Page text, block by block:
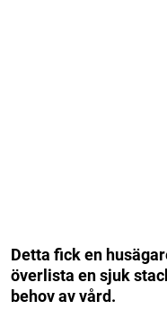
Detta fick en
överlista en sjuk
behov av vård.